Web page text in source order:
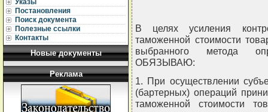
Указы
Постановления
Поиск документа
Полезные ссылки
Контакты
Новые документы
Реклама
В целях усиления
таможенной стоимости
выбранного метода
ОБЯЗЫВАЮ:
1. При осуществлении
(бартерных) операций
таможенной стоимости